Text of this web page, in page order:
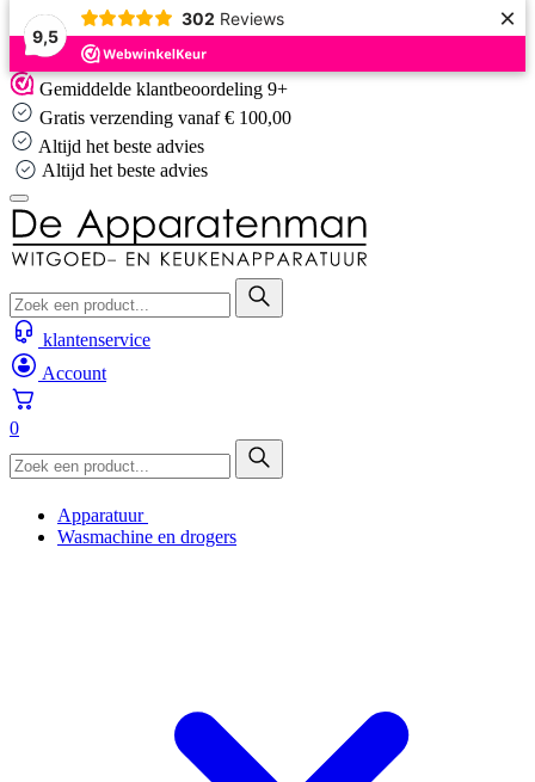
9,5
302 Reviews ×
Skip
to
content
Gemiddelde klantbeoordeling 9+
Gratis verzending vanaf € 100,00
Altijd het beste advies
Altijd het beste advies
klantenservice
Account
0
Apparatuur
Wasmachine en drogers